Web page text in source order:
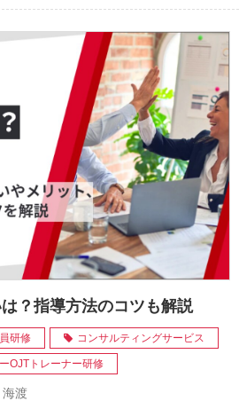
？指導方法のコツも解説
研修 コンサルティングサービス
OJTトレーナー研修
渡